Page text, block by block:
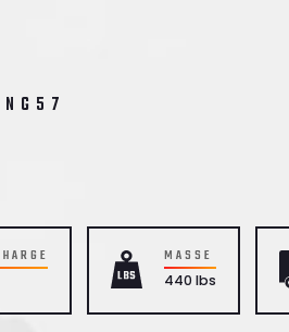
MASSE
440 lbs